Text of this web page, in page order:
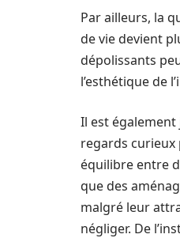
Par ailleurs, la
de vie devient
dépolissants
l’esthétique de
Il est
regards curieux
équilibre entre
que des
malgré leur
négliger. De